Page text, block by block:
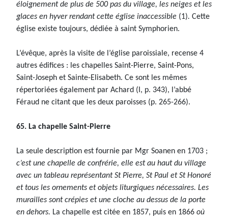
éloignement de plus de 500 pas du village, les neiges et les
glaces en hyver rendant cette église inaccessible (1). Cette
église existe toujours, dédiée à saint Symphorien.
L’évêque, après la visite de l’église paroissiale, recense 4
autres édifices : les chapelles Saint-Pierre, Saint-Pons,
Saint-Joseph et Sainte-Elisabeth. Ce sont les mêmes
répertoriées également par Achard (I, p. 343), l’abbé
Féraud ne citant que les deux paroisses (p. 265-266).
65. La chapelle Saint-Pierre
La seule description est fournie par Mgr Soanen en 1703 ;
c’est une chapelle de confrérie, elle est au haut du village
avec un tableau représentant St Pierre, St Paul et St Honoré
et tous les ornements et objets liturgiques nécessaires. Les
murailles sont crépies et une cloche au dessus de la porte
en dehors. La chapelle est citée en 1857, puis en 1866 où